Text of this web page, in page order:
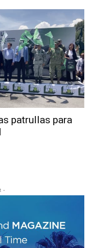
patrullas para
-